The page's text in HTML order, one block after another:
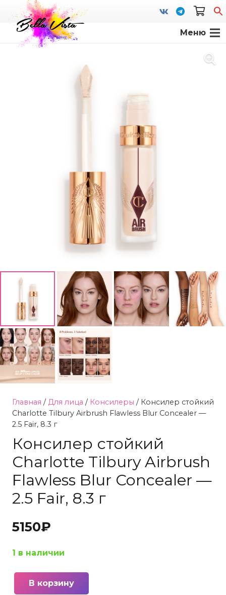
Меню
Главная / Для лица / Консилеры / Консилер стойкий
Charlotte Tilbury Airbrush Flawless Blur Concealer —
2.5 Fair, 8.3 г
Консилер стойкий
Charlotte Tilbury Airbrush
Flawless Blur Concealer —
2.5 Fair, 8.3 г
5150₽
1 в наличии
Количество
В корзину